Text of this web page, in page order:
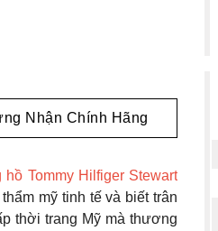
Nhận Chính Hãng
hồ Tommy Hilfiger Stewart
mỹ tinh tế và biết trân
thời trang Mỹ mà thương